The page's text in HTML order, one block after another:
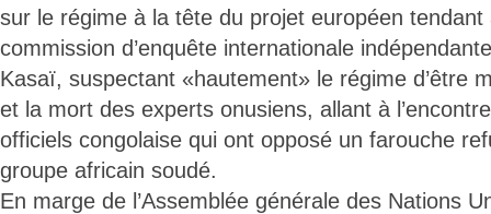
sur le régime à la tête du projet européen
commission d’enquête internationale
Kasaï, suspectant «hautement» le régime d’être
et la mort des experts onusiens, allant à
officiels congolaise qui ont opposé un farouche
groupe africain soudé.
En marge de l’Assemblée générale des Nations